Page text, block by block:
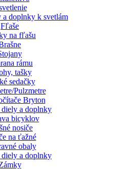
a doplnky k svetlám
Fľaše
na fľašu
rámu
tašky
sedačky
Pulzmetre
Bryton
diely a doplnky
bicyklov
nosiče
na ťažné
obaly
diely a doplnky